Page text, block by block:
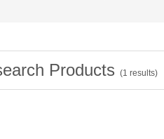
Products (1 results)